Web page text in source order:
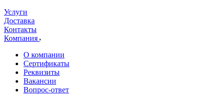
Услуги
Доставка
Контакты
Компания
О компании
Сертификаты
Реквизиты
Вакансии
Вопрос-ответ